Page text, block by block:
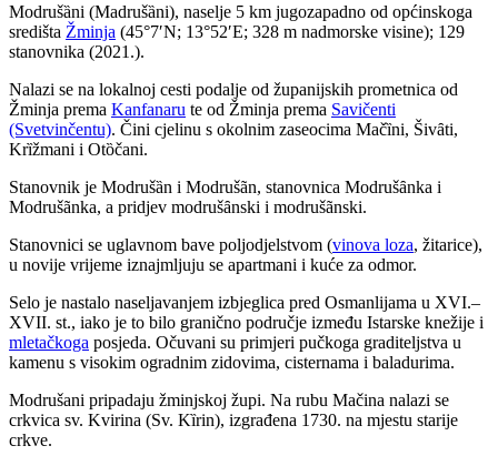
Modrušȁni (Madrušȁni), naselje 5 km jugozapadno od općinskoga
središta Žminja (45°7′N; 13°52′E; 328 m nadmorske visine); 129
stanovnika (2021.).
Nalazi se na lokalnoj cesti podalje od županijskih prometnica od
Žminja prema Kanfanaru te od Žminja prema Savičenti
(Svetvinčentu). Čini cjelinu s okolnim zaseocima Mačȉni, Šivȃti,
Krȉžmani i Otȍčani.
Stanovnik je Modrušȁn i Modrušãn, stanovnica Modrušȃnka i
Modrušãnka, a pridjev modrušȃnski i modrušãnski.
Stanovnici se uglavnom bave poljodjelstvom (vinova loza, žitarice),
u novije vrijeme iznajmljuju se apartmani i kuće za odmor.
Selo je nastalo naseljavanjem izbjeglica pred Osmanlijama u XVI.–
XVII. st., iako je to bilo granično područje između Istarske knežije i
mletačkoga posjeda. Očuvani su primjeri pučkoga graditeljstva u
kamenu s visokim ogradnim zidovima, cisternama i baladurima.
Modrušani pripadaju žminjskoj župi. Na rubu Mačina nalazi se
crkvica sv. Kvirina (Sv. Kȉrin), izgrađena 1730. na mjestu starije
crkve.